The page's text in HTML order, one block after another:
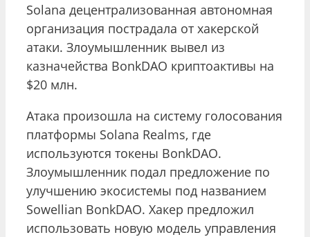
Solana децентрализованная автономная
организация пострадала от хакерской
атаки. Злоумышленник вывел из
казначейства BonkDAO криптоактивы на
$20 млн.
Атака произошла на систему голосования
платформы Solana Realms, где
используются токены BonkDAO.
Злоумышленник подал предложение по
улучшению экосистемы под названием
Sowellian BonkDAO. Хакер предложил
использовать новую модель управления